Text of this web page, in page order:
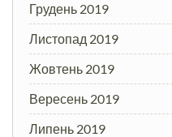
Грудень 2019
Листопад 2019
Жовтень 2019
Вересень 2019
Липень 2019